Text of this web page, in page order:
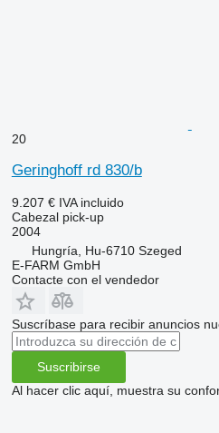
20
Geringhoff rd 830/b
9.207 € IVA incluido
Cabezal pick-up
2004
Hungría, Hu-6710 Szeged
E-FARM GmbH
Contacte con el vendedor
Suscríbase para recibir anuncios
Suscribirse
Al hacer clic aquí, muestra su